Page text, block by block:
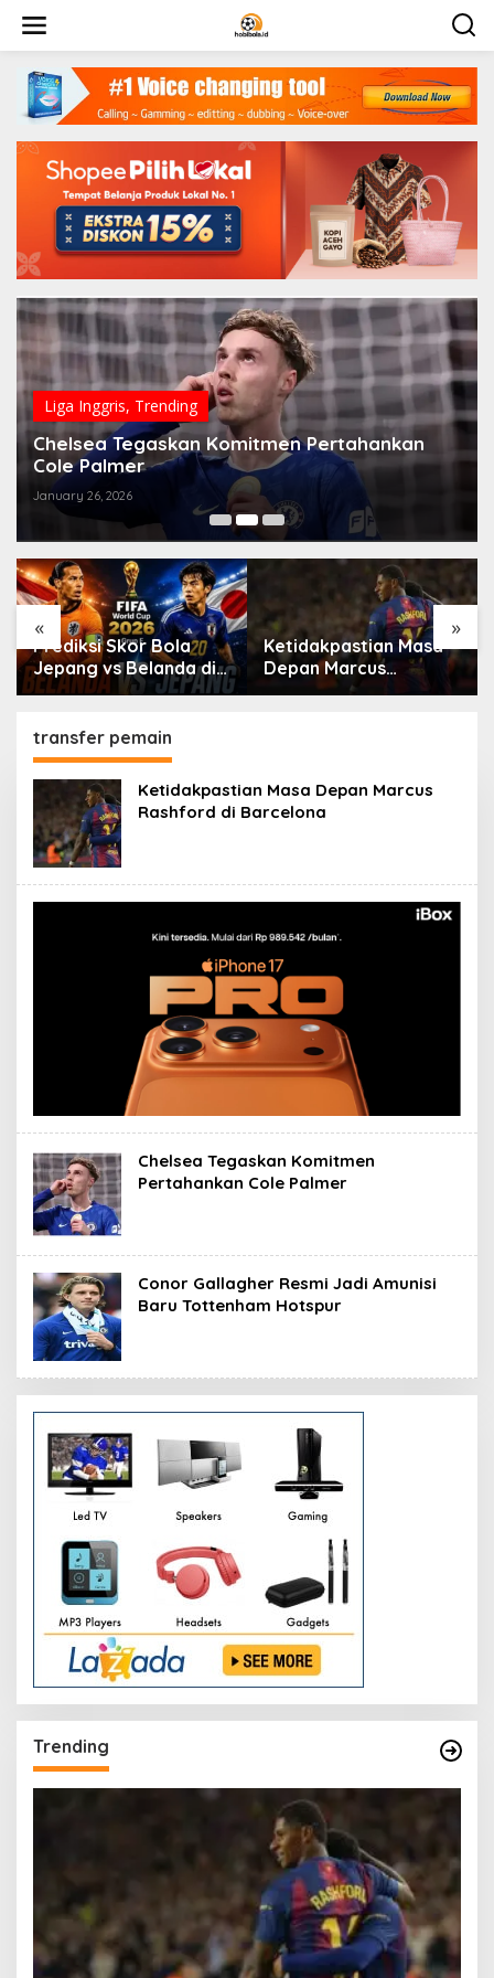
content
Liga Inggris, Trending
Chelsea Tegaskan Komitmen Pertahankan
Cole Palmer
January 26, 2026
« »
Prediksi Skor Bola
Jepang vs Belanda di
Piala Dunia 2026
Ketidakpastian Masa
Depan Marcus
Rashford di Barcelona
transfer pemain
Ketidakpastian Masa Depan Marcus
Rashford di Barcelona
Chelsea Tegaskan Komitmen
Pertahankan Cole Palmer
Conor Gallagher Resmi Jadi Amunisi
Baru Tottenham Hotspur
Trending